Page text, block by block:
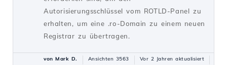
Autorisierungsschlüssel vom ROTLD-Panel zu
erhalten, um eine .ro-Domain zu einem neuen
Registrar zu übertragen.
von Mark D. Ansichten 3563
Vor 2 Jahren aktualisiert